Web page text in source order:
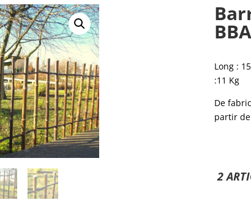
Long :
:11 Kg
De
partir
2